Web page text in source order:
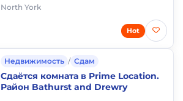
North York
Hot
Недвижимость / Сдам
Сдаётся комната в Prime Location.
Район Bathurst and Drewry